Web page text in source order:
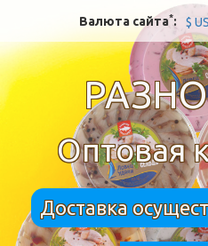
$
Валюта сайта*:
Оптовая
Доставка